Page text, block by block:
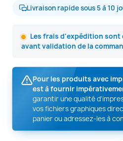
Livraison rapide sous 5 à 10
Les frais d'expédition sont
avant validation de la
Pour les produits avec
est à fournir
garantir une qualité
vos fichiers graphiques
panier ou adressez-les à